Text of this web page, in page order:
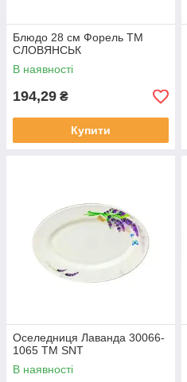
Блюдо 28 см Форель ТМ
СЛОВЯНСЬК
В наявності
194,29 ₴
Купити
Оселедниця Лаванда 30066-
1065 ТМ SNT
В наявності